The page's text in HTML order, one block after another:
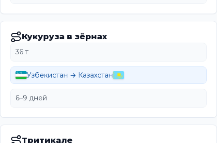
Кукуруза в зёрнах
36 т
Узбекистан → Казахстан
6–9 дней
Тритикале